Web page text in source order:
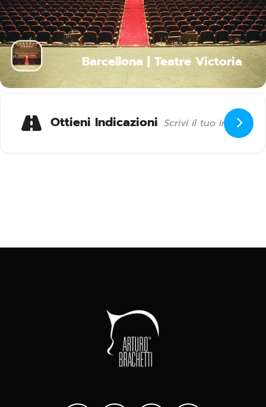
Barcellona | Teatre Victoria
Ottieni Indicazioni